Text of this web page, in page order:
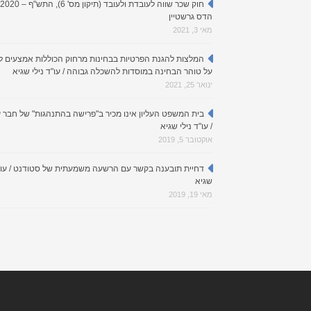
הדס גרשטיין
מאי 3, 2021
המלצות להגנת הפרטיות בבחינות מרחוק הכוללות אמצעים
על טוהר הבחינה במוסדות להשכלה גבוהה / עו"ד נילי שגיא
ינואר 25, 2021
בית המשפט העליון אינו מכיר ב"פרישה בהתנהגות" של
/ עו"ד נילי שגיא
אוקטובר 5, 2019
דחיית תובענה בקשר עם הרשעה משמעתית של סטודנט /
שגיא
מאי 19, 2019